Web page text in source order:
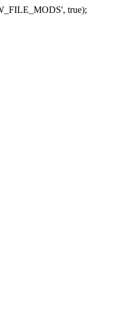
true);